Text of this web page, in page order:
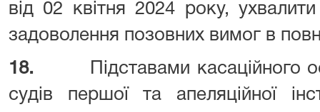
від 02 квітня 2024 року,
задоволення позовних вимог в
18.
Підставами
судів першої та апеляційної